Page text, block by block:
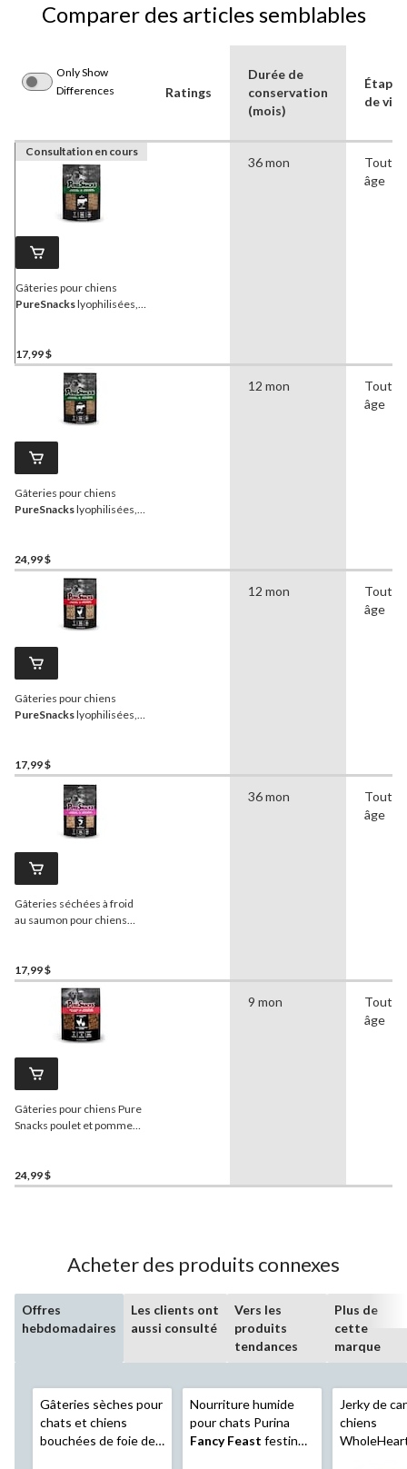
Comparer des articles semblables
Only Show
Differences
Ratings
Durée de
conservation
(mois)
Étape
de vie
Consultation en cours
Gâteries pour chiens
PureSnackslyophilisées,
17,99 $
36 mon
Tout
âge
Gâteries pour chiens
PureSnackslyophilisées,
24,99 $
12 mon
Tout
âge
Gâteries pour chiens
PureSnackslyophilisées,
17,99 $
12 mon
Tout
âge
Gâteries séchées à froid
au saumon pour chiens
17,99 $
36 mon
Tout
âge
Gâteries pour chiens Pure
Snacks poulet et pomme
24,99 $
9 mon
Tout
âge
Acheter des produits connexes
Offres
hebdomadaires
Les clients ont
aussi consulté
Vers les
produits
tendances
Plus de
cette
marque
Gâteries sèches pour
chats et chiens
bouchées de foie de
Nourriture humide
pour chats Purina
Fancy Feast festin
Jerky de
chiens